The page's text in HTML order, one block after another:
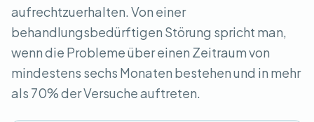
aufrechtzuerhalten. Von einer
behandlungsbedürftigen Störung spricht man,
wenn die Probleme über einen Zeitraum von
mindestens sechs Monaten bestehen und in mehr
als 70% der Versuche auftreten.